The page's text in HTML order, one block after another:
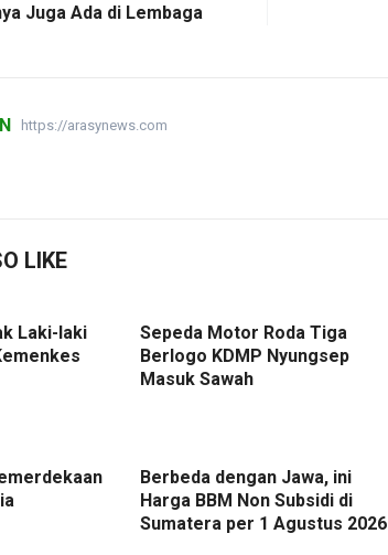
Juga Ada di Lembaga
https://arasynews.com
LIKE
Laki-laki
Sepeda Motor Roda Tiga
Berlogo KDMP Nyungsep
Masuk Sawah
Berbeda dengan Jawa, ini
Harga BBM Non Subsidi di
Sumatera per 1 Agustus 2026